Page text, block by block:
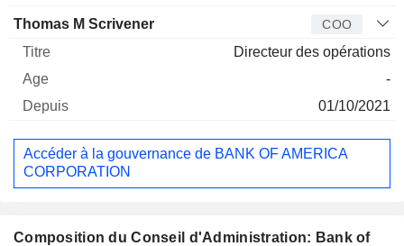
Thomas M Scrivener COO
Directeur des opérations
-
01/10/2021
Accéder à la gouvernance de BANK OF AMERICA
CORPORATION
Composition du Conseil d'Administration: Bank of